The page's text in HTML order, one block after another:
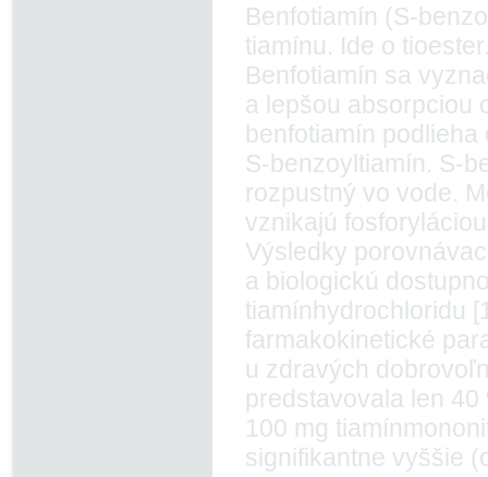
Benfotiamín (S-
tiamínu. Ide o
Benfotiamín sa
a lepšou absorpciou
benfotiamín
S-benzoyltiamín. S-
rozpustný vo vode.
vznikajú
Výsledky
a bio­logickú
tiamínhydrochloridu
farmakokinetické
u zdravých
predstavovala len
100 mg
signifikantne vyššie